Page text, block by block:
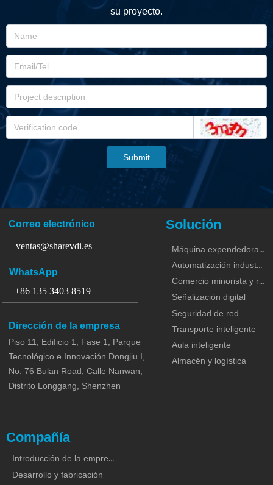
su proyecto.
Submit
Solución
Máquina expendedora y KIOSCO
Automatización industrial
Comercio minorista y restaurante
Señalización digital
Seguridad de red
Transporte inteligente
Aula inteligente
Almacén y logística
Dirección de la empresa
Piso 11, Edificio 1, Fase 1, Parque
Tecnológico e Innovación Dongjiu I,
No. 76 Bulan Road, Calle Nanwan,
Distrito Longgang, Shenzhen
Correo electrónico
ventas@sharevdi.es
WhatsApp
+86 135 3403 8519
Compañía
Introducción de la empresa
Desarrollo y fabricación